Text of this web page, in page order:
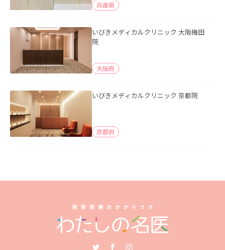
兵庫県
いびきメディカルクリニック 大阪梅田
院
大阪府
いびきメディカルクリニック 京都院
京都府